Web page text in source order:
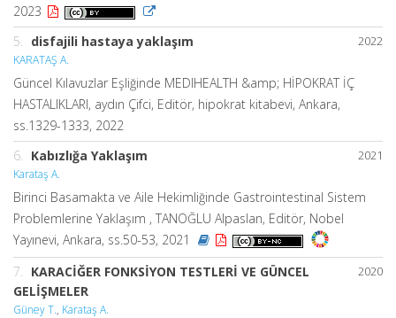
2023
2022
5. disfajili hastaya yaklaşım
KARATAŞ A.
Güncel Kılavuzlar Eşliğinde MEDIHEALTH &amp; HİPOKRAT İÇ
HASTALIKLARI, aydın Çifci, Editör, hipokrat kitabevi, Ankara,
ss.1329-1333, 2022
2021
6. Kabızlığa Yaklaşım
Karataş A.
Birinci Basamakta ve Aile Hekimliğinde Gastrointestinal Sistem
Problemlerine Yaklaşım , TANOĞLU Alpaslan, Editör, Nobel
Yayınevi, Ankara, ss.50-53, 2021
2020
7. KARACİĞER FONKSİYON TESTLERİ VE GÜNCEL
GELİŞMELER
Güney T., Karataş A.